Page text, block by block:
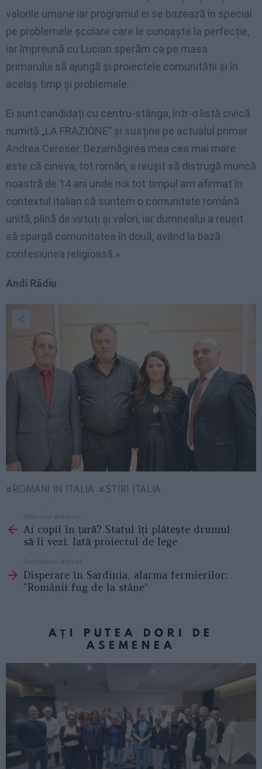
valorile umane iar programul ei se bazează în special
pe problemele școlare care le cunoaște la perfecție,
iar împreună cu Lucian sperăm ca pe masa
primarului să ajungă și proiectele comunitătii și în
acelaș timp și problemele.
Ei sunt candidați cu centru-stânga, într-o listă civică
numită „LA FRAZIONE” și susține pe actualul primar
Andrea Cereser. Dezamăgirea mea cea mai mare
este că cineva, tot român, a reușit să distrugă muncă
noastră de 14 ani unde noi tot timpul am afirmat în
contextul italian că suntem o comunitate română
unită, plină de virtuți și valori, iar dumnealui a reușit
să spargă comunitatea în două, având la bază
confesiunea religioasă.»
Andi Rădiu
ROMANI IN ITALIA STIRI ITALIA
more
Articolul anterior
Ai copii în țară? Statul îți plătește drumul
să îi vezi. Iată proiectul de lege
Următorul articol
Disperare în Sardinia, alarma fermierilor:
”Românii fug de la stâne”
AȚI PUTEA DORI DE
ASEMENEA